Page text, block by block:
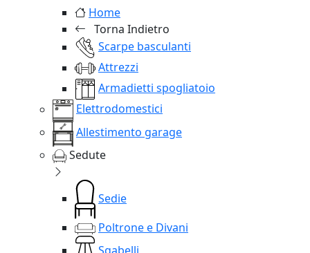
Home
Torna Indietro
Scarpe basculanti
Attrezzi
Armadietti spogliatoio
Elettrodomestici
Allestimento garage
Sedute
Sedie
Poltrone e Divani